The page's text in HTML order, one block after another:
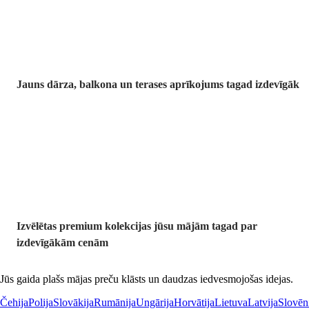
Jauns dārza, balkona un terases aprīkojums tagad izdevīgāk
Izvēlētas premium kolekcijas jūsu mājām tagad par
izdevīgākām cenām
Jūs gaida plašs mājas preču klāsts un daudzas iedvesmojošas idejas.
ČehijaPolijaSlovākijaRumānijaUngārijaHorvātijaLietuvaLatvija